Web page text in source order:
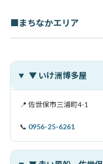
■まちなかエリア
▼ いけ洲博多屋
📍 佐世保市三浦町4-1
📞 0956-25-6261